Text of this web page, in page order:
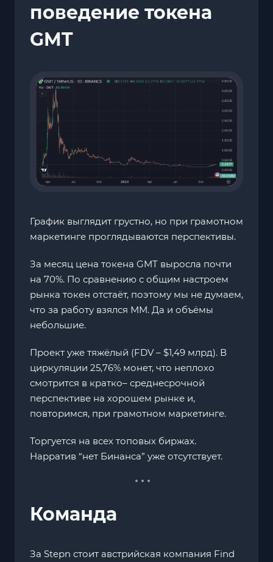
поведение токена
GMT
График выглядит грустно, но при грамотном
маркетинге проглядываются перспективы.
За месяц цена токена GMT выросла почти
на 70%. По сравнению с общим настроем
рынка токен отстаёт, поэтому мы не думаем,
что за работу взялся ММ. Да и объёмы
небольшие.
Проект уже тяжёлый (FDV – $1,49 млрд). В
циркуляции 25,76% монет, что неплохо
смотрится в кратко– среднесрочной
перспективе на хорошем рынке и,
повторимся, при грамотном маркетинге.
Торгуется на всех топовых биржах.
Нарратив “нет Бинанса” уже отсутствует.
Команда
За Stepn стоит австрийская компания Find